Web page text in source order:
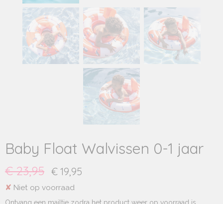
Baby Float Walvissen 0-1 jaar
€ 23,95 € 19,95
✘ Niet op voorraad